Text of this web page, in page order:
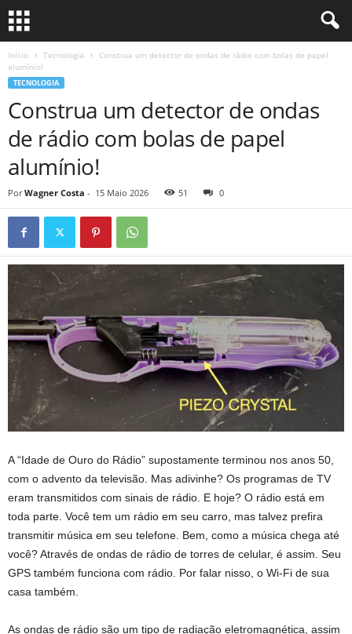
Início Tecnologia
Construa um detector de ondas de rádio com bolas de papel
alumínio!
TECNOLOGIA
Construa um detector de ondas
de rádio com bolas de papel
alumínio!
Por Wagner Costa - 15 Maio 2026 51 0
A “Idade de Ouro do Rádio” supostamente terminou nos anos 50,
com o advento da televisão. Mas adivinhe? Os programas de TV
eram transmitidos com sinais de rádio. E hoje? O rádio está em
toda parte. Você tem um rádio em seu carro, mas talvez prefira
transmitir música em seu telefone. Bem, como a música chega até
você? Através de ondas de rádio de torres de celular, é assim. Seu
GPS também funciona com rádio. Por falar nisso, o Wi-Fi de sua
casa também.
As ondas de rádio são um tipo de radiação eletromagnética, assim